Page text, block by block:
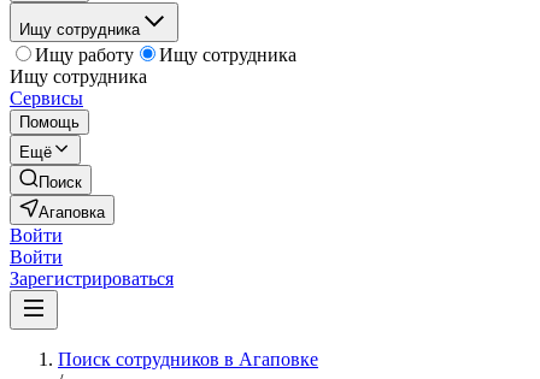
Ищу сотрудника
Ищу работу
Ищу сотрудника
Ищу сотрудника
Сервисы
Помощь
Ещё
Поиск
Агаповка
Войти
Войти
Зарегистрироваться
Поиск сотрудников в Агаповке